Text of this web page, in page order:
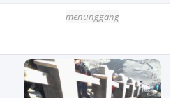
menunggang